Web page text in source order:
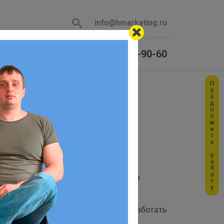
info@hmarketing.ru
+7 (925) 464-90-60
благодаря подсистеме Linux для
даже полноценно заставить работать
установить Linux в Windows 10.
ответ
с учетом
Предложить работу